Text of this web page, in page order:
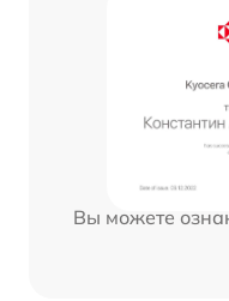
Вы можете